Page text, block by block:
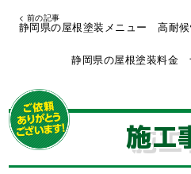
< 前の記事
静岡県の屋根塗装メニュー 高耐
静岡県の屋根塗装料金
施工